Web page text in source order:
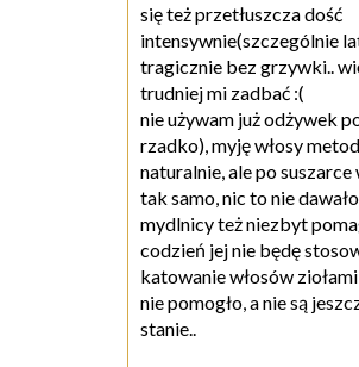
się też przetłuszcza dość
intensywnie(szczególnie
tragicznie bez grzywki..
trudniej mi zadbać :(
nie używam już odżywek
rzadko), myję włosy
naturalnie, ale po suszarce
tak samo, nic to nie
mydlnicy też niezbyt
codzień jej nie będę
katowanie włosów
nie pomogło, a nie są
stanie..